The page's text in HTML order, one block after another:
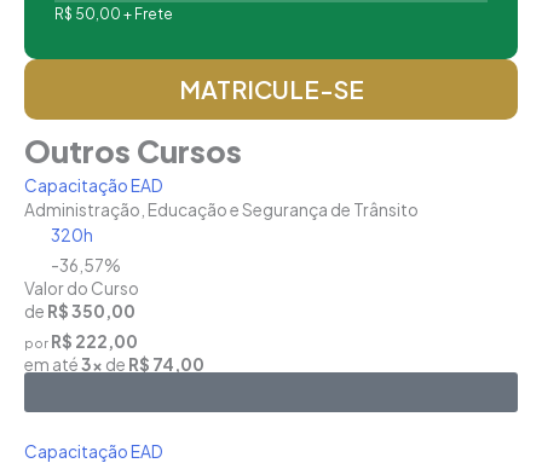
R$ 50,00 + Frete
MATRICULE-SE
Outros Cursos
Capacitação EAD
Administração, Educação e Segurança de Trânsito
320h
-36,57%
Valor do Curso
de R$ 350,00
por R$ 222,00
em até3x de R$ 74,00
Capacitação EAD